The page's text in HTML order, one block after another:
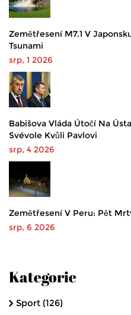
Zemětřesení M7.1 V
Tsunami
srp, 1 2026
Babišova Vláda Útočí Na
Svévole Kvůli Pavlovi
srp, 4 2026
Zemětřesení V Peru: Pět
srp, 6 2026
Kategorie
Sport (126)